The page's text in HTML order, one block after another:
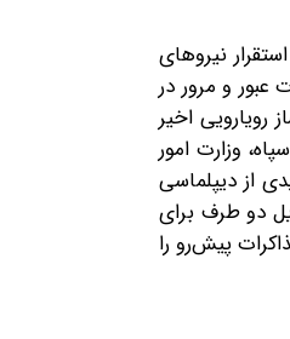
نیروهای
عبور و مرور در
اخیر
وزارت امور
از دیپلماسی
دو طرف برای
پیش‌رو را